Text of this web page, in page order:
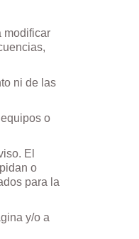
modificar
ni de las
o
El
o
para la
y/o a